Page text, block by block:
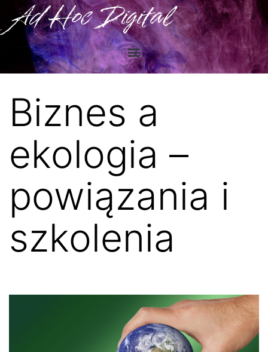
Ad Hoc Digital
Biznes a
ekologia –
powiązania i
szkolenia